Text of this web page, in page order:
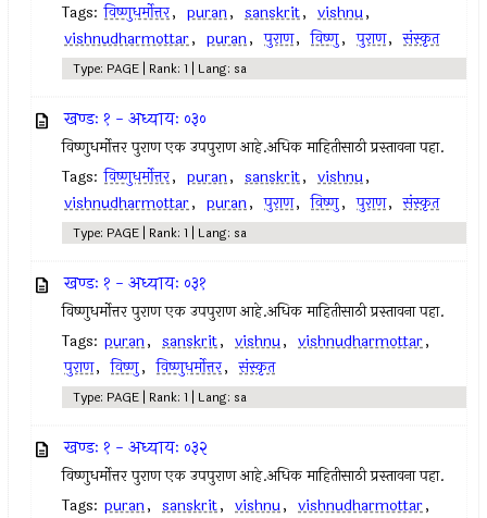
Tags: विष्णुधर्मोत्तर, puran, sanskrit, vishnu,
vishnudharmottar, puran, पुराण, विष्णु, पुराण, संस्कृत
Type: PAGE | Rank: 1 | Lang: sa
खण्डः १ - अध्यायः ०३०
विष्णुधर्मोत्तर पुराण एक उपपुराण आहे.अधिक माहितीसाठी प्रस्तावना पहा.
Tags: विष्णुधर्मोत्तर, puran, sanskrit, vishnu,
vishnudharmottar, puran, पुराण, विष्णु, पुराण, संस्कृत
Type: PAGE | Rank: 1 | Lang: sa
खण्डः १ - अध्यायः ०३१
विष्णुधर्मोत्तर पुराण एक उपपुराण आहे.अधिक माहितीसाठी प्रस्तावना पहा.
Tags: puran, sanskrit, vishnu, vishnudharmottar,
पुराण, विष्णु, विष्णुधर्मोत्तर, संस्कृत
Type: PAGE | Rank: 1 | Lang: sa
खण्डः १ - अध्यायः ०३२
विष्णुधर्मोत्तर पुराण एक उपपुराण आहे.अधिक माहितीसाठी प्रस्तावना पहा.
Tags: puran, sanskrit, vishnu, vishnudharmottar,